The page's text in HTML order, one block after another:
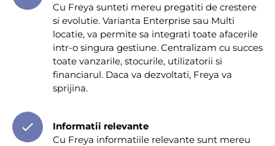
Cu Freya sunteti mereu pregatiti de crestere
si evolutie. Varianta Enterprise sau Multi
locatie, va permite sa integrati toate afacerile
intr-o singura gestiune. Centralizam cu succes
toate vanzarile, stocurile, utilizatorii si
financiarul. Daca va dezvoltati, Freya va
sprijina.
Informatii relevante
Cu Freya informatiile relevante sunt mereu